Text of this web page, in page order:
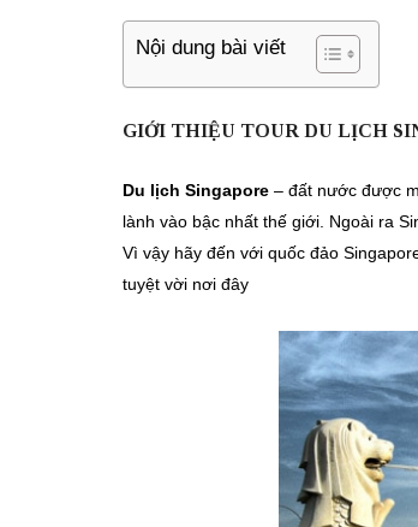
Nội dung bài viết
GIỚI THIỆU TOUR DU LỊCH
Du lịch Singapore – đất nước được
lành vào bậc nhất thế giới. Ngoài ra
Vì vậy hãy đến với quốc đảo
tuyệt vời nơi đây